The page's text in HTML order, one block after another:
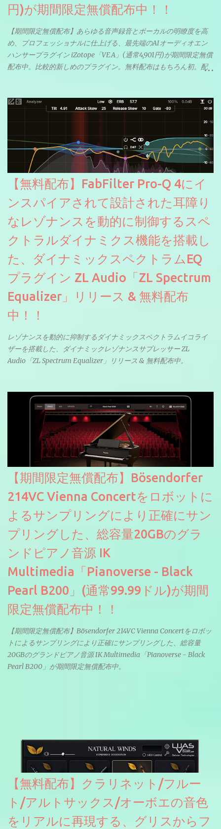
円)が期間限定無償配布中！！
【期間限定無償配布】あらゆる音声録音とボーカルの明瞭度を高
め、プロフェッショナルに仕上げる、最先端のAIオーディオエン
ハンサープラグイン iZotope「VEA」(通常4,901円)が期間限定無償
配布中。比較的新しめのプラグイン。無料配布はもちろん初。配
【無料配布】FabFilter Pro-Q 4にイ
ンスパイアされて設計された耳障り
なレゾナンスを動的に制御するスペ
クトラルダイナミクス機能を搭載し
た、ダイナミックスペクトラムEQ
プラグイン ZL Audio「ZL Spectrum
Equalizer」リリース & 無料配布
中！！
レゾナンスを動的に抑制するダイナミックスペクトラムイコライ
ザーを搭載した、ダイナミックレゾナンスサプレッサー ZL
Audio「ZL Spectrum Equalizer」リリース & 無料配布中。
【期間限定無償配布】Bösendorfer
214VC Vienna Concertをロボットに
よるサンプリングにより正確にサン
プリングした、総容量20GBのグラ
ンドピアノ音源 IK
Multimedia「Pianoverse - Black
Pearl B200」(通常99.99ドル)が期間
限定無償配布中！！
【期間限定無償配布】Bösendorfer 214VC Vienna Concertをロボッ
トによるサンプリングにより正確にサンプリングした、総容量
20GBのグランドピアノ音源 IK Multimedia「Pianoverse - Black
Pearl B200」が期間限定無償配布中。
【無料配布】クラリネット/フルー
ト/アルトサックス/オーボエの音色
をリアルに再現する、グリスからフ